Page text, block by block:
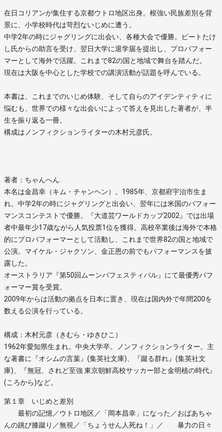
在日コリアンが集住する京都ウトロ地区出身。根強い民族差別を背
景に、小学校時代は苛烈ないじめに遭う。
中学2年の時にジャグリングに出会い、各種大会で優勝。ビートたけ
し氏からの助言を受け、翌日大学に退学届を提出し、プロパフォー
マーとして海外で活躍。これまで82の国と地域で舞台を踏んだ。
現在は大阪を中心とした学校での講演活動が話題を呼んでいる。
本書は、これまでのいじめ体験、そして自らのアイデンティティに
悩むも、世界での様々な出会いによって答えを見出した著者が、半
生を振り返る一冊。
構成はノンフィクションライターの木村元彦氏。
著者：ちゃんへん.
本名は金昌幸（キム・チャンヘン）。1985年、京都府宇治市生ま
れ。中学2年の時にジャグリングと出会い、翌年には米国のパフォー
マンスコンテストで優勝。『大道芸ワールドカップ2002』では出場
者中最年少17歳ながら人気投票1位を獲得。高校卒業後は海外で本格
的にプロパフォーマーとして活動し、これまで世界82の国と地域で
公演。マイケル・ジャクソン、金正恩の前でもパフォーマンスを披
露した。
オーストラリア『第50回ムーンバフェスティバル』にて最優秀パフ
ォーマー賞を受賞。
2009年からは活動の拠点を日本に置き、現在は国内外で年間200を
数える公演を行っている。
構成：木村元彦（きむら・ゆきひこ）
1962年愛知県生まれ。中央大学卒。ノンフィクションライター。主
な著書に『オシムの言葉』(集英社文庫)、『蹴る群れ』(集英社文
庫)、『無冠、されど至強 東京朝鮮高校サッカー部と金明植の時代』
(ころから)など。
第１章 いじめと差別
最初の記憶／ウトロ地区／「岡本昌幸」になった／おばあちゃ
んの跳び膝蹴り／無視／「ちょうせん人死ね！」／ 暴力の日々